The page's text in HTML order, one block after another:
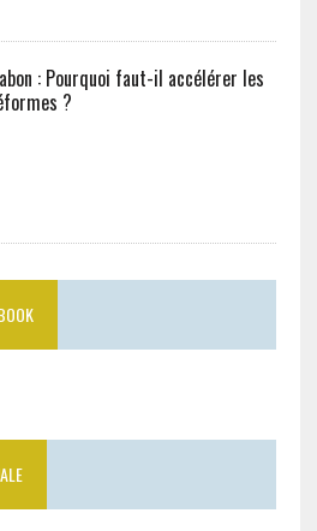
: Pourquoi faut-il accélérer les
?